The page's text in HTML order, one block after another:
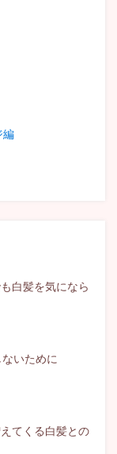
編
白髪を気になら
いために
てくる白髪との